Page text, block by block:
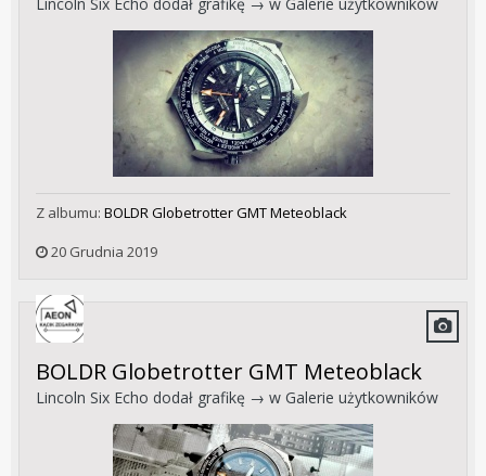
Z albumu: BOLDR Globetrotter GMT Meteoblack
20 Grudnia 2019
BOLDR Globetrotter GMT Meteoblack
Lincoln Six Echo dodał grafikę → w Galerie użytkowników